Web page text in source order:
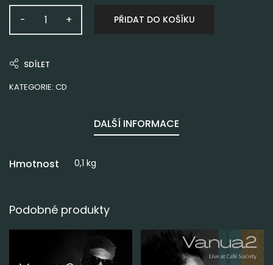
PŘIDAT DO KOŠÍKU
SDÍLET
KATEGORIE: CD
DALŠÍ INFORMACE
Hmotnost 0,1 kg
Podobné produkty